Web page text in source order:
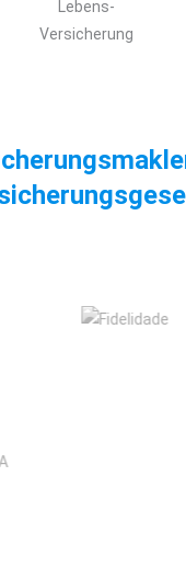
Lebens-
Versicherung